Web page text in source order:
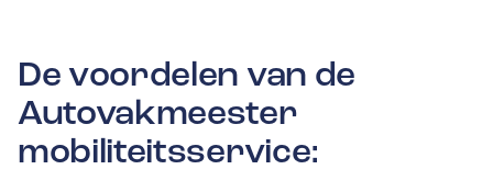
De voordelen van de
Autovakmeester
mobiliteitsservice: